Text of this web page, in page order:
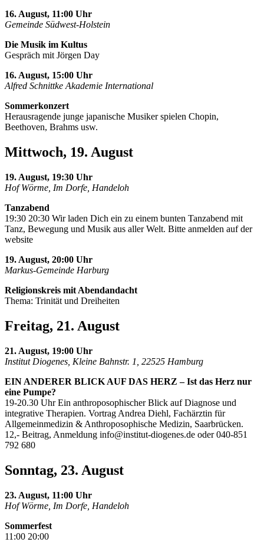
16. August, 11:00 Uhr
Gemeinde Südwest-Holstein
Die Musik im Kultus
Gespräch mit Jörgen Day
16. August, 15:00 Uhr
Alfred Schnittke Akademie International
Sommerkonzert
Herausragende junge japanische Musiker spielen Chopin,
Beethoven, Brahms usw.
Mittwoch, 19. August
19. August, 19:30 Uhr
Hof Wörme, Im Dorfe, Handeloh
Tanzabend
19:30 20:30 Wir laden Dich ein zu einem bunten Tanzabend mit
Tanz, Bewegung und Musik aus aller Welt. Bitte anmelden auf der
website
19. August, 20:00 Uhr
Markus-Gemeinde Harburg
Religionskreis mit Abendandacht
Thema: Trinität und Dreiheiten
Freitag, 21. August
21. August, 19:00 Uhr
Institut Diogenes, Kleine Bahnstr. 1, 22525 Hamburg
EIN ANDERER BLICK AUF DAS HERZ – Ist das Herz nur
eine Pumpe?
19-20.30 Uhr Ein anthroposophischer Blick auf Diagnose und
integrative Therapien. Vortrag Andrea Diehl, Fachärztin für
Allgemeinmedizin & Anthroposophische Medizin, Saarbrücken.
12,- Beitrag, Anmeldung info@institut-diogenes.de oder 040-851
792 680
Sonntag, 23. August
23. August, 11:00 Uhr
Hof Wörme, Im Dorfe, Handeloh
Sommerfest
11:00 20:00